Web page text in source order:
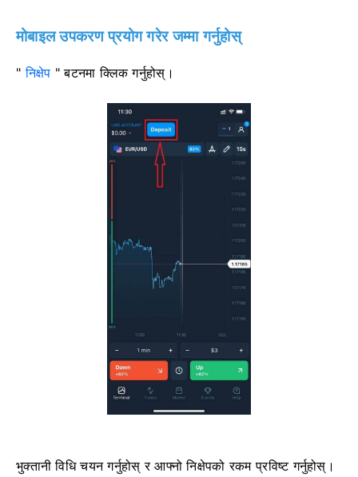
मोबाइल उपकरण प्रयोग गरेर जम्मा गर्नुहोस्
"निक्षेप " बटनमा क्लिक गर्नुहोस्।
भुक्तानी विधि चयन गर्नुहोस् र आफ्नो निक्षेपको रकम प्रविष्ट गर्नुहोस्।